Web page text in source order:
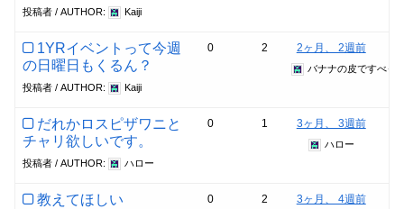
投稿者 / AUTHOR: Kaiji
1YRイベントって今週
の日曜日もくるん？
投稿者 / AUTHOR: Kaiji
0 2 2ヶ月、 2週前
バナナの皮ですべっ
だれかロスピザワニと
チャリ欲しいです。
投稿者 / AUTHOR: ハロー
0 1 3ヶ月、 3週前
ハロー
教えてほしい 0 2 3ヶ月、 4週前